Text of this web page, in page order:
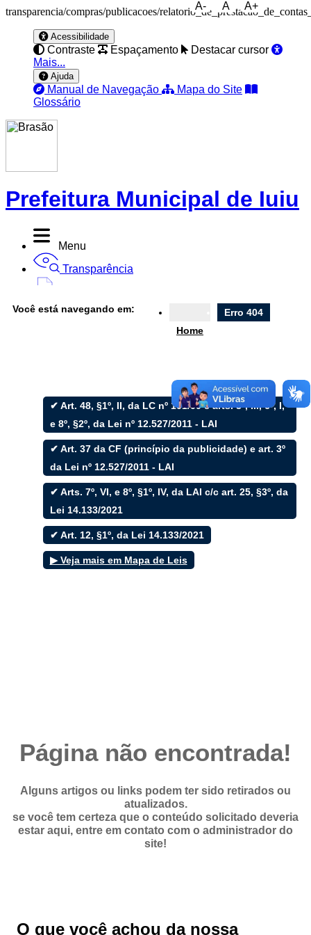
transparencia/compras/publicacoes/ A- A A+
Acessibilidade
Contraste Espaçamento
Destacar cursor
Mais...
Ajuda
Manual de Navegação
Mapa do Site
Glossário
Prefeitura Municipal de Iuiu
Menu
Transparência
Filtrar por todos
Acesso à Informação
Cidadão
Empresas
Fotos
Notícias
Secretarias
Servidor
Telefone 2
E-mail*
Assunto*
Você está navegando em:
Home
Erro 404
✔ Art. 48, §1º, II, da LC nº 101/00 e arts. 3º, III, 6º, I,
e 8º, §2º, da Lei nº 12.527/2011 - LAI
✔ Art. 37 da CF (princípio da publicidade) e art. 3º
da Lei nº 12.527/2011 - LAI
✔ Arts. 7º, VI, e 8º, §1º, IV, da LAI c/c art. 25, §3º, da
Lei 14.133/2021
✔ Art. 12, §1º, da Lei 14.133/2021
▶ Veja mais em Mapa de Leis
Página não encontrada!
Alguns artigos ou links podem ter sido retirados ou
atualizados.
se você tem certeza que o conteúdo solicitado deveria
estar aqui, entre em contato com o administrador do
site!
O que você achou da nossa